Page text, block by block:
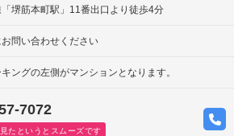
堺筋本町駅」11番出口より徒歩4分
問い合わせください
ングの左側がマンションとなります。
7072
たというとスムーズです